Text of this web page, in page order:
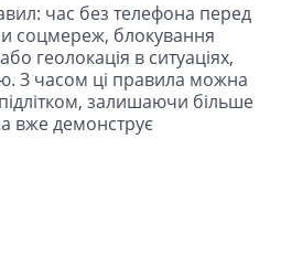
час без телефона перед
соцмереж, блокування
геолокація в ситуаціях,
З часом ці правила можна
залишаючи більше
вже демонструє